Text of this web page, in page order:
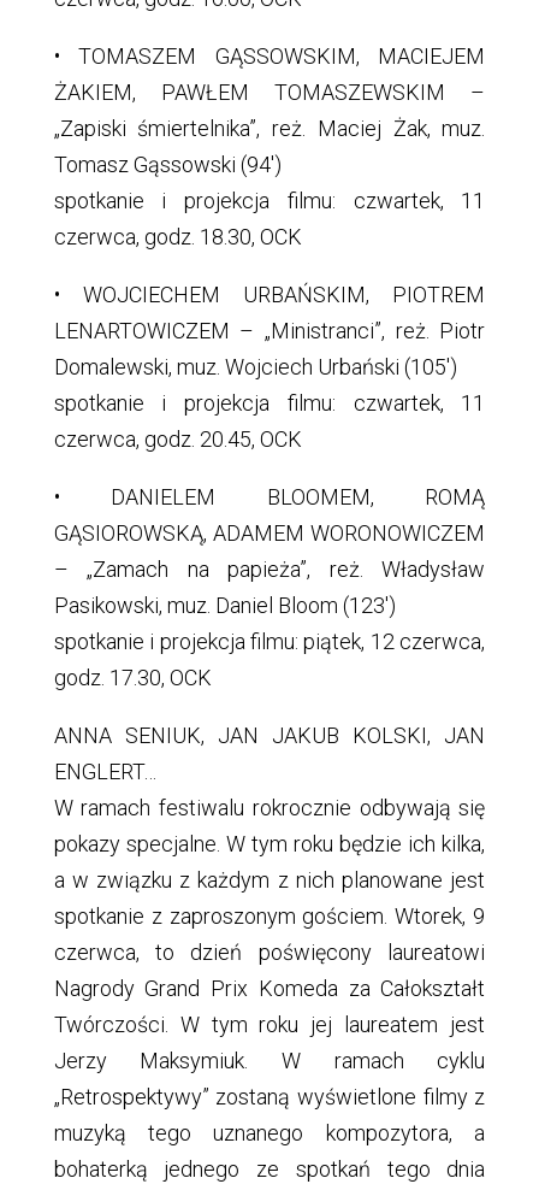
• TOMASZEM GĄSSOWSKIM, MACIEJEM
ŻAKIEM, PAWŁEM TOMASZEWSKIM –
„Zapiski śmiertelnika”, reż. Maciej Żak, muz.
Tomasz Gąssowski (94′)
spotkanie i projekcja filmu: czwartek, 11
czerwca, godz. 18.30, OCK
• WOJCIECHEM URBAŃSKIM, PIOTREM
LENARTOWICZEM – „Ministranci”, reż. Piotr
Domalewski, muz. Wojciech Urbański (105′)
spotkanie i projekcja filmu: czwartek, 11
czerwca, godz. 20.45, OCK
• DANIELEM BLOOMEM, ROMĄ
GĄSIOROWSKĄ, ADAMEM WORONOWICZEM
– „Zamach na papieża”, reż. Władysław
Pasikowski, muz. Daniel Bloom (123′)
spotkanie i projekcja filmu: piątek, 12 czerwca,
godz. 17.30, OCK
ANNA SENIUK, JAN JAKUB KOLSKI, JAN
ENGLERT…
W ramach festiwalu rokrocznie odbywają się
pokazy specjalne. W tym roku będzie ich kilka,
a w związku z każdym z nich planowane jest
spotkanie z zaproszonym gościem. Wtorek, 9
czerwca, to dzień poświęcony laureatowi
Nagrody Grand Prix Komeda za Całokształt
Twórczości. W tym roku jej laureatem jest
Jerzy Maksymiuk. W ramach cyklu
„Retrospektywy” zostaną wyświetlone filmy z
muzyką tego uznanego kompozytora, a
bohaterką jednego ze spotkań tego dnia